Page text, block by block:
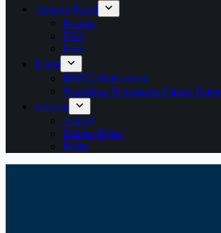
Tentang Kami
Kontak
FAQ
Karir
Event
BBF Collaboration
Workshop Pengusaha Paham Pajak
Sumber
Artikel
Belajar Pajak
Berita